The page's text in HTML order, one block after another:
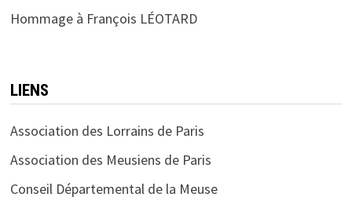
Hommage à François LÉOTARD
LIENS
Association des Lorrains de Paris
Association des Meusiens de Paris
Conseil Départemental de la Meuse